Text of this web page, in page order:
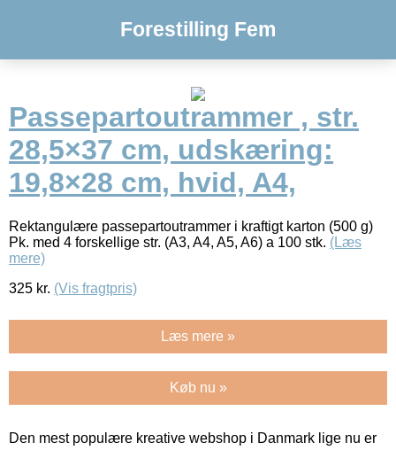
Forestilling Fem
Passepartoutrammer , str.
28,5×37 cm, udskæring:
19,8×28 cm, hvid, A4,
Rektangulære passepartoutrammer i kraftigt karton (500 g)
Pk. med 4 forskellige str. (A3, A4, A5, A6) a 100 stk. (Læs
mere)
325 kr. (Vis fragtpris)
Læs mere »
Køb nu »
Den mest populære kreative webshop i Danmark lige nu er